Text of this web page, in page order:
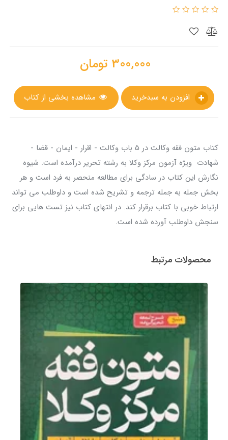
300,000 تومان
مشاهده بخشی از کتاب
کتاب متون فقه وکالت در 5 باب وکالت - اقرار - ایمان - قضا -
شهادت ویژه آزمون مرکز وکلا به رشته تحریر درآمده است. شیوه
نگارش این کتاب در سادگی برای مطالعه منحصر به فرد است و هر
بخش جمله به جمله ترجمه و تشریح شده است و داوطلب می تواند
ارتباط خوبی با کتاب برقرار کند. در انتهای کتاب نیز تست هایی برای
سنجش داوطلب آورده شده است.
محصولات مرتبط